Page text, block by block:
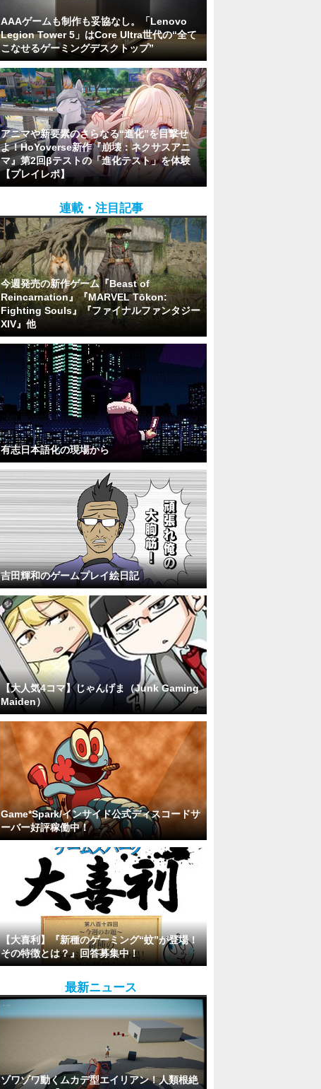
AAAゲームも制作も妥協なし。「Lenovo
Legion Tower 5」はCore Ultra世代の“全て
こなせるゲーミングデスクトップ”
アニマや新要素のさらなる“進化”を目撃せ
よ！HoYoverse新作『崩壊：ネクサスアニ
マ』第2回βテストの「進化テスト」を体験
【プレイレポ】
連載・注目記事
今週発売の新作ゲーム『Beast of
Reincarnation』『MARVEL Tōkon:
Fighting Souls』『ファイナルファンタジー
XIV』他
有志日本語化の現場から
吉田輝和のゲームプレイ絵日記
【大人気4コマ】じゃんげま（Junk Gaming
Maiden）
Game*Spark/インサイド公式ディスコードサ
ーバー好評稼働中！
【大喜利】『新種のゲーミング“蚊”が登場！
その特徴とは？』回答募集中！
最新ニュース
ゾワゾワ動くムカデ型エイリアン！人類根絶